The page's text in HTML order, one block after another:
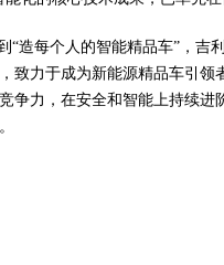
“造每个人的智能精品车”，吉
致力于成为新能源精品车引领
争力，在安全和智能上持续进